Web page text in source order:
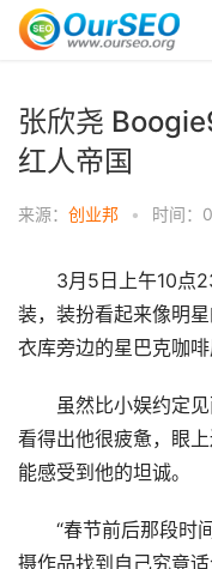
张欣尧
红人帝国
来源： 创业邦 • 时间：
3月5日上午10点23
装，装扮看起来像明
衣库旁边的星巴克咖啡
虽然比小娱约定见
看得出他很疲惫，眼
能感受到他的坦诚。
“春节前后那段时间
摄作品找到自己究竟